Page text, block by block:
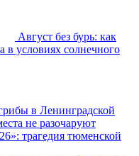
Август без бурь: как
в условиях солнечного
в Ленинградской
не разочаруют
трагедия тюменской